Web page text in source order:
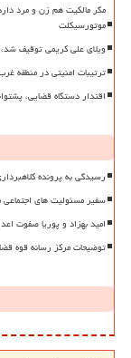
مگر مالکیت هم زن و مرد
موتورسیکلت
ویلای علی کریمی توقیف
ترتیبات امنیتی در منطقه
اقتدار دستگاه قضایی،
رسیدگی به پرونده کلاهبرداری یک شرکت
سفیر مسئولیت های اجتماعی
امید بهزاد و پوریا صفوت
توضیحات مرکز رسانه قوه